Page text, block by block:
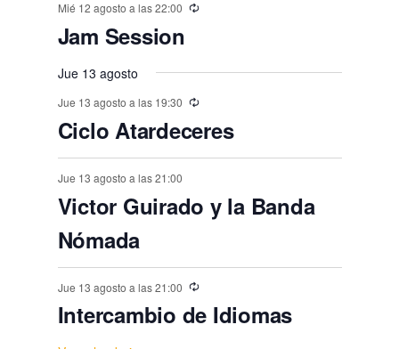
n
t
o
s
,
,
,
s
,
s
,
,
s
o
o
,
o
,
,
Mié 12 agosto a las 22:00
Jam Session
Jue 13 agosto
Jue 13 agosto a las 19:30
Ciclo Atardeceres
Jue 13 agosto a las 21:00
Victor Guirado y la Banda
Nómada
Jue 13 agosto a las 21:00
Intercambio de Idiomas